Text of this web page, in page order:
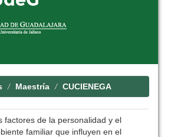
Maestría CUCIENEGA
factores de la personalidad y el
familiar que influyen en el